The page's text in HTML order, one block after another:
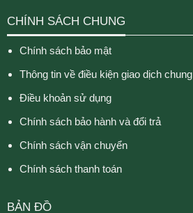
CHÍNH SÁCH CHUNG
Chính sách bảo mật
Thông tin về điều kiện giao dịch chung
Điều khoản sử dụng
Chính sách bảo hành và đổi trả
Chính sách vận chuyển
Chính sách thanh toán
BẢN ĐỒ